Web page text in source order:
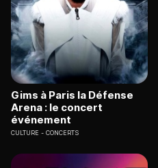
Gims à Paris la Défense
Arena : le concert
événement
CULTURE CONCERTS